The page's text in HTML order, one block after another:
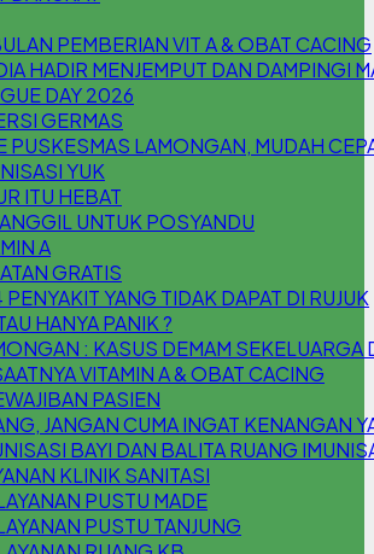
PEMBERIAN VIT A & OBAT CACING
HADIR MENJEMPUT DAN DAMPINGI
DAY 2026
GERMAS
PUSKESMAS LAMONGAN, MUDAH
YUK
ITU HEBAT
UNTUK POSYANDU
A
GRATIS
YANG TIDAK DAPAT DI RUJUK
HANYA PANIK ?
: KASUS DEMAM SEKELUARGA
VITAMIN A & OBAT CACING
PASIEN
JANGAN CUMA INGAT KENANGAN
BAYI DAN BALITA RUANG
KLINIK SANITASI
PUSTU MADE
PUSTU TANJUNG